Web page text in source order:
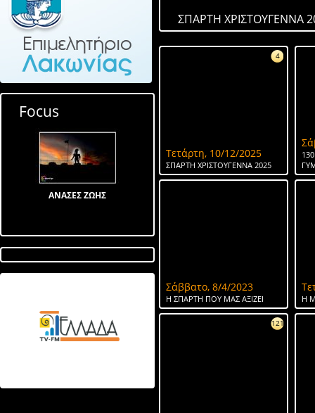
Focus
ΑΝΑΣΕΣ ΖΩΗΣ
ΤΟ ΝΕΡΟ ΤΗΣ ΣΠΑΡΤΗΣ
ΣΠΑΡΤΗ ΧΡΙΣΤΟΥΓΕΝΝΑ
4
Τετάρτη, 10/12/2025
ΣΠΑΡΤΗ ΧΡΙΣΤΟΥΓΕΝΝΑ 2025
Σάββατο, 8/4/2023
Η ΣΠΑΡΤΗ ΠΟΥ ΜΑΣ ΑΞΙΖΕΙ Η
121